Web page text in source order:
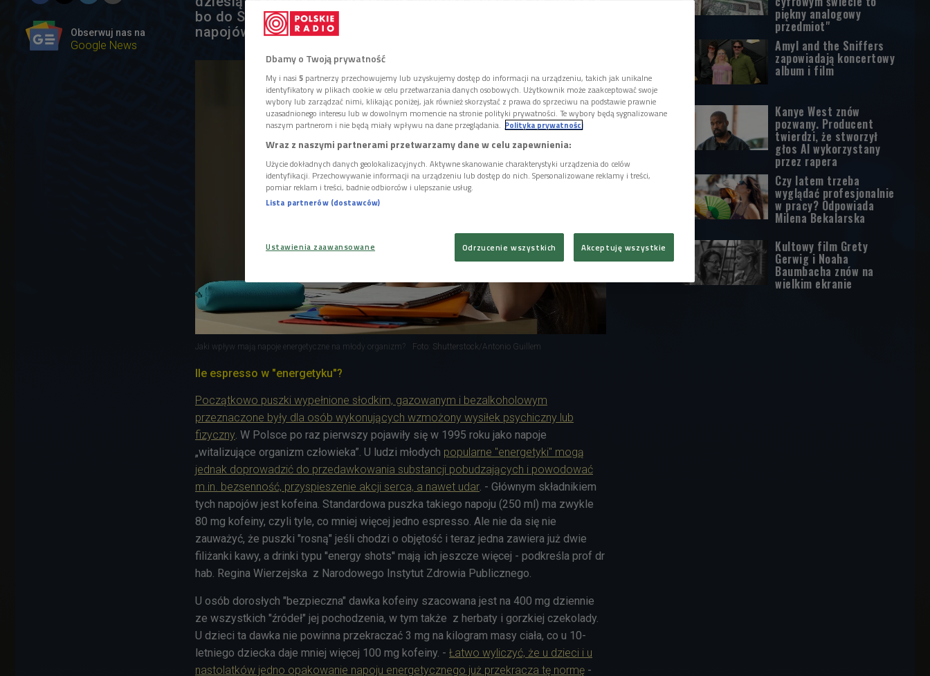
Obserwuj nas na
Google News
bo do Sejmu trafił projekt ustawy zakazującej sprzedaży
napojów energetycznych nieletnim.
Jaki wpływ mają napoje energetyczne na młody organizm? Foto: Shutterstock/Antonio Guillem
Ile espresso w "energetyku"?
Początkowo puszki wypełnione słodkim, gazowanym i bezalkoholowym
przeznaczone były dla osób wykonujących wzmożony wysiłek psychiczny lub
fizyczny. W Polsce po raz pierwszy pojawiły się w 1995 roku jako napoje
„witalizujące organizm człowieka”. U ludzi młodych popularne "energetyki" mogą
jednak doprowadzić do przedawkowania substancji pobudzających i powodować
m.in. bezsenność, przyspieszenie akcji serca, a nawet udar. - Głównym składnikiem
tych napojów jest kofeina. Standardowa puszka takiego napoju (250 ml) ma zwykle
80 mg kofeiny, czyli tyle, co mniej więcej jedno espresso. Ale nie da się nie
zauważyć, że puszki "rosną" jeśli chodzi o objętość i teraz jedna zawiera już dwie
filiżanki kawy, a drinki typu ''energy shots'' mają ich jeszcze więcej - podkreśla prof dr
hab. Regina Wierzejska z Narodowego Instytut Zdrowia Publicznego.
U osób dorosłych "bezpieczna" dawka kofeiny szacowana jest na 400 mg dziennie
ze wszystkich "źródeł" jej pochodzenia, w tym także z herbaty i gorzkiej czekolady.
U dzieci ta dawka nie powinna przekraczać 3 mg na kilogram masy ciała, co u 10-
letniego dziecka daje mniej więcej 100 mg kofeiny. - Łatwo wyliczyć, że u dzieci i u
nastolatków jedno opakowanie napoju energetycznego już przekracza tę normę -
piękny analogowy
przedmiot"
Amyl and the Sniffers
zapowiadają koncertowy
album i film
Kanye West znów
pozwany. Producent
twierdzi, że stworzył
głos AI wykorzystany
przez rapera
Czy latem trzeba
wyglądać profesjonalnie
w pracy? Odpowiada
Milena Bekalarska
Kultowy film Grety
Gerwig i Noaha
Baumbacha znów na
wielkim ekranie
Dbamy o Twoją prywatność
My i nasi 5 partnerzy przechowujemy lub uzyskujemy dostęp do informacji na urządzeniu, takich jak unikalne
identyfikatory w plikach cookie w celu przetwarzania danych osobowych. Użytkownik może zaakceptować swoje
wybory lub zarządzać nimi, klikając poniżej, jak również skorzystać z prawa do sprzeciwu na podstawie prawnie
uzasadnionego interesu lub w dowolnym momencie na stronie polityki prywatności. Te wybory będą sygnalizowane
naszym partnerom i nie będą miały wpływu na dane przeglądania. Polityka prywatności
Wraz z naszymi partnerami przetwarzamy dane w celu zapewnienia:
Użycie dokładnych danych geolokalizacyjnych. Aktywne skanowanie charakterystyki urządzenia do celów
identyfikacji. Przechowywanie informacji na urządzeniu lub dostęp do nich. Spersonalizowane reklamy i treści,
pomiar reklam i treści, badnie odbiorców i ulepszanie usług.
Lista partnerów (dostawców)
Ustawienia zaawansowane Odrzucenie wszystkich Akceptuję wszystkie